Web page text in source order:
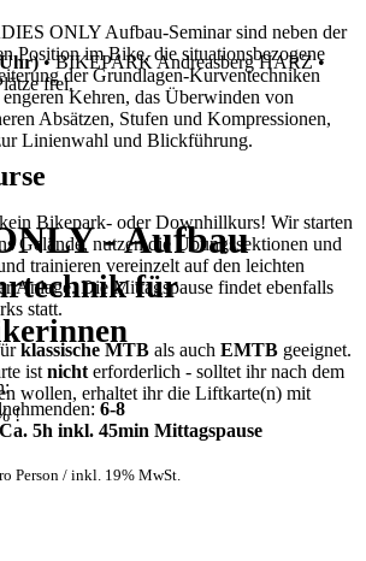
ONLY Aufbau-Seminar sind neben der
Position im Bike, die situationsbezogene
der Grundlagen-Kurventechniken
Kehren, das Überwinden von
Absätzen, Stufen und Kompressionen,
Linienwahl und Blickführung.
Bikepark- oder Downhillkurs! Wir starten
Gelände, nutzen die Übungssektionen und
trainieren vereinzelt auf den leichten
Anlage. Die Mittagspause findet ebenfalls
statt.
klassische MTB als auch EMTB geeignet.
ist nicht erforderlich - solltet ihr nach dem
wollen, erhaltet ihr die Liftkarte(n) mit
!
Uhr)• BIKEPARK Andreasberg HARZ•
frei.
- Aufbau
für
6-8
Ca. 5h inkl. 45min Mittagspause
Person / inkl. 19% MwSt.